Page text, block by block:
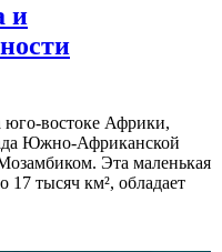
и
юго-востоке Африки,
Южно-Африканской
Эта маленькая
17 тысяч км², обладает